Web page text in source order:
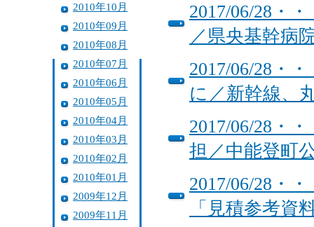
2010年10月
2010年09月
2010年08月
2010年07月
2010年06月
2010年05月
2010年04月
2010年03月
2010年02月
2010年01月
2009年12月
2009年11月
2017/06/28・
／県央基幹病
2017/06/28・
に／新幹線、
2017/06/28・
担／中能登町
2017/06/28・
「見積参考資